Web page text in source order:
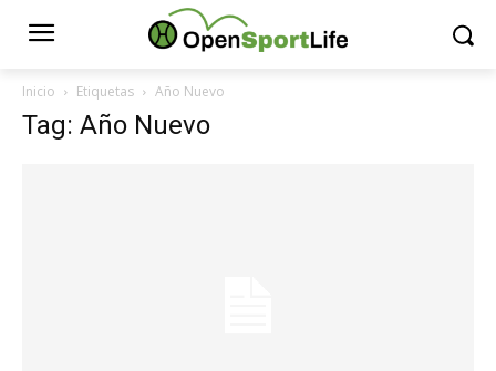
Inicio Etiquetas Año Nuevo
Tag: Año Nuevo